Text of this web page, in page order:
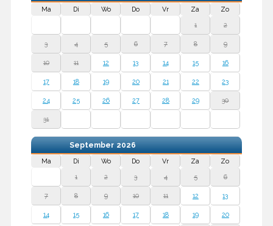
Ma Di Wo Do Vr Za Zo
1 2
3 4 5 6 7 8 9
10 11 12 13 14 15 16
17 18 19 20 21 22 23
24 25 26 27 28 29 30
31
2026
September
Ma Di Wo Do Vr Za Zo
1 2 3 4 5 6
7 8 9 10 11 12 13
14 15 16 17 18 19 20